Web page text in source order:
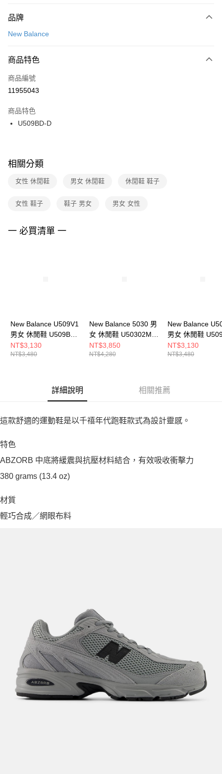
台灣樂天信用卡公司
【關於「AFTEE先享後付」】
便利好安心！
３．安心：先確認商品／服務後，再付款。
【「AFTEE先享後付」結帳流程】
１．於結帳方式選擇「AFTEE先享後付」後，將跳轉至「AFTEE先享後付」
２．訂單成立數日內，您將收到繳費通知簡訊。
３．收到繳費通知簡訊後14天內，點擊此簡訊中的連結，可透過四大超商／
ATM／網路銀行／等多元方式進行付款，方視為交易完成。
※ 交易是否成功請以「AFTEE先享後付 」之結帳頁面顯示為準，若有關於
是否繳費成功／繳費後需取消欲退款等相關疑問，請聯繫「AFTEE先享後付
客戶支援中心」
https://netprotections.freshdesk.com/support/home
１．透過由恩沛科技股份有限公司提供之「AFTEE先享後付」服務完成之交
２．關於個人資料處理事宜，請瀏覽以下網址：
運送方式
每筆NT$100，滿NT$1,500(含以上)免運費
宅配
每筆NT$100，滿NT$1,500(含以上)免運費
付款後門市自取
每筆NT$100，滿NT$1,500(含以上)免運費
品牌
New Balance
商品特色
商品編號
11955043
商品特色
U509BD-D
相關分類
女性 休閒鞋 男女 休閒鞋 休閒鞋 鞋子
女性 鞋子 鞋子 男女 男女 女性
一 必買清單 一
New Balance U509V1
男女 休閒鞋 U509BA-
D
NT$3,130
NT$3,480
New Balance 5030 男
女 休閒鞋 U50302ML-
D
NT$3,850
NT$4,280
New Balance
男女 休閒鞋
D
NT$3,130
NT$3,480
詳細說明 相關推薦
這款舒適的運動鞋是以千禧年代跑鞋款式為設計靈感。
特色
ABZORB 中底將緩震與抗壓材料結合，有效吸收衝擊力
380 grams (13.4 oz)
材質
輕巧合成／網眼布料